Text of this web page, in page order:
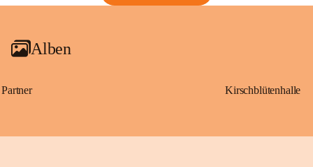
Alben
Partner Kirschblütenhalle